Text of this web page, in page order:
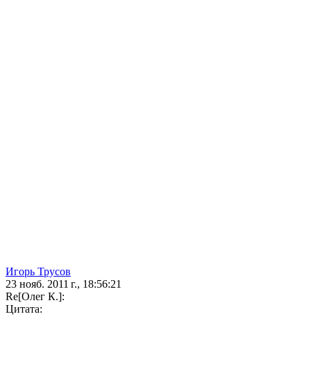
Игорь Трусов
23 нояб. 2011 г., 18:56:21
Re[Олег К.]:
Цитата: